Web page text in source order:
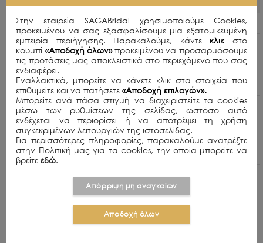
Περιγραφή
Χειροποίητο μαύρο μίνι φόρεμα με μαύρη δαντέλα
και χρυσές χάντρες, λαιμόκοψη και ανοιχτή πλάτη.
Πολιτική Αποστολών
+30 210 8015979
ΣΧΕΤΙΚΑ ΠΡΟΪΟΝΤΑ
Στην εταιρεία SAGABridal χρησιμοποιούμε Cookies,
προκειμένου να σας εξασφαλίσουμε μια εξατομικευμένη
εμπειρία περιήγησης. Παρακαλούμε, κάντε κλικ στο
κουμπί «Αποδοχή όλων»προκειμένου να προσαρμόσουμε
τις προτάσεις μας αποκλειστικά στο περιεχόμενο που σας
ενδιαφέρει.
Εναλλακτικά, μπορείτε να κάνετε κλικ στα στοιχεία που
επιθυμείτε και να πατήσετε«Αποδοχή επιλογών».
Μπορείτε ανά πάσα στιγμή να διαχειριστείτε τα cookies
μέσω των ρυθμίσεων της σελίδας, ωστόσο αυτό
ενδέχεται να περιορίσει ή να αποτρέψει τη χρήση
συγκεκριμένων λειτουργιών της ιστοσελίδας.
Για περισσότερες πληροφορίες, παρακαλούμε ανατρέξτε
στην Πολιτική μας για τα cookies, την οποία μπορείτε να
βρείτεεδώ.
Απόρριψη μη αναγκαίων
Αποδοχή όλων